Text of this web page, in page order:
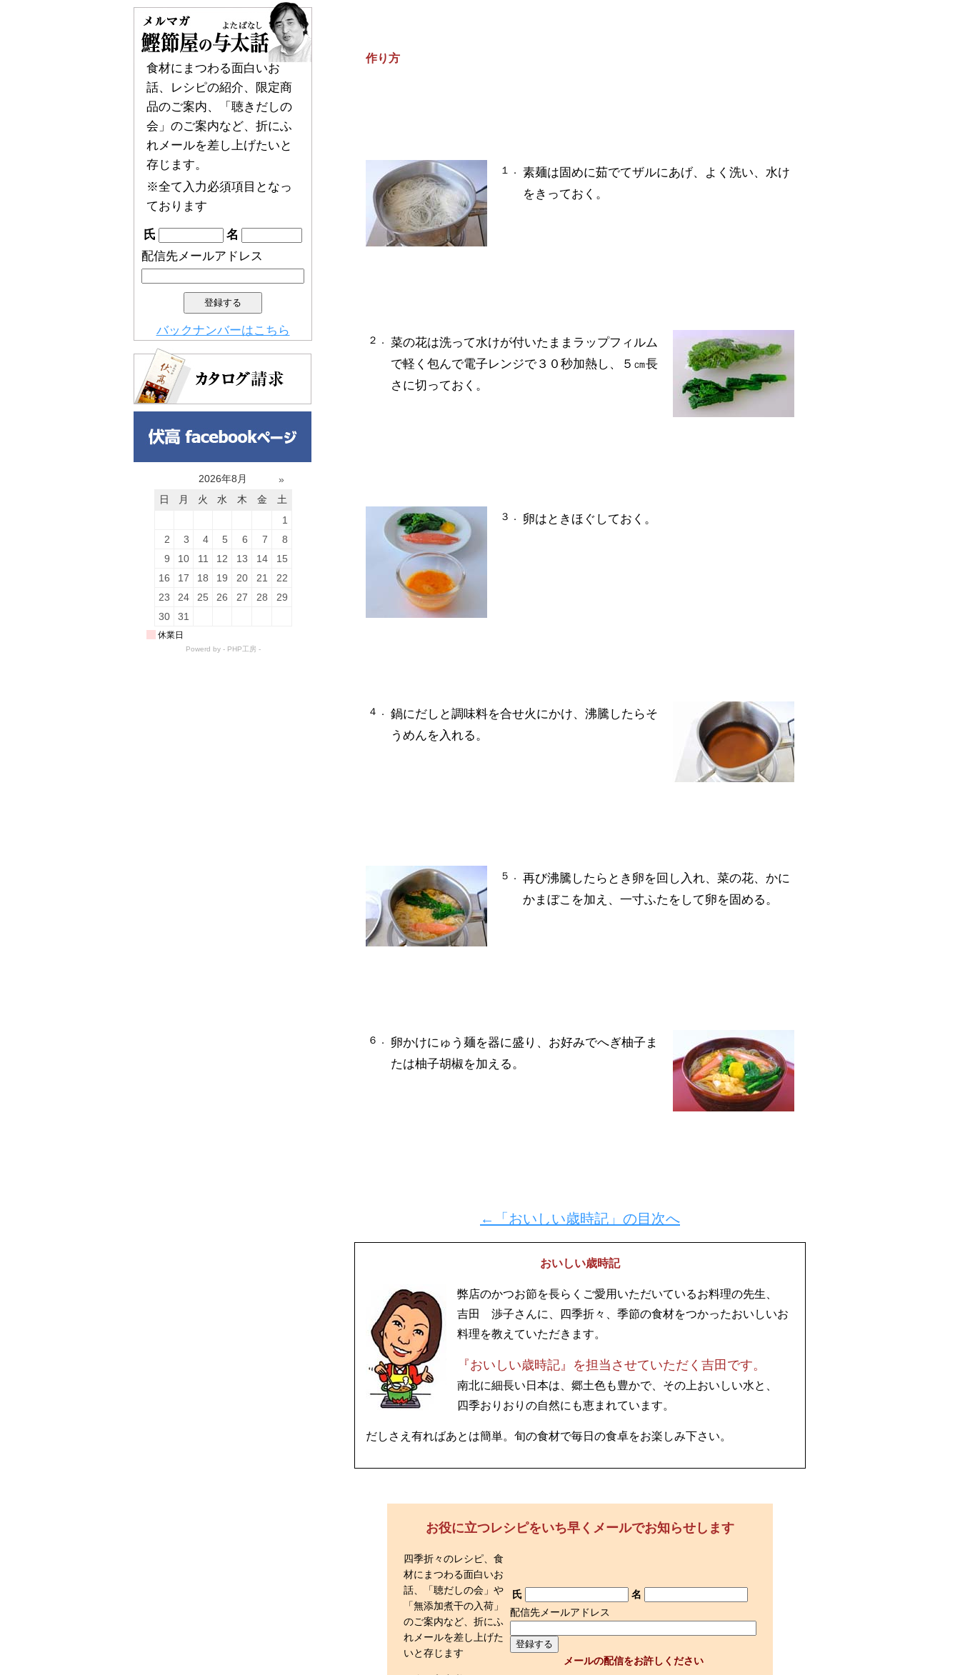
作り方
１．
素麺は固めに茹でてザルにあげ、よく洗い、水け
をきっておく。
２．
菜の花は洗って水けが付いたままラップフィルム
で軽く包んで電子レンジで３０秒加熱し、５㎝長
さに切っておく。
３． 卵はときほぐしておく。
４．
鍋にだしと調味料を合せ火にかけ、沸騰したらそ
うめんを入れる。
５．
再び沸騰したらとき卵を回し入れ、菜の花、かに
かまぼこを加え、一寸ふたをして卵を固める。
６．
卵かけにゅう麺を器に盛り、お好みでへぎ柚子ま
たは柚子胡椒を加える。
←「おいしい歳時記」の目次へ
おいしい歳時記
弊店のかつお節を長らくご愛用いただいているお料理の先生、
吉田 渉子さんに、四季折々、季節の食材をつかったおいしいお
料理を教えていただきます。
『おいしい歳時記』を担当させていただく吉田です。
南北に細長い日本は、郷土色も豊かで、その上おいしい水と、
四季おりおりの自然にも恵まれています。
だしさえ有ればあとは簡単。旬の食材で毎日の食卓をお楽しみ下さい。
お役に立つレシピをいち早くメールでお知らせします
四季折々のレシピ、食
材にまつわる面白いお
話、「聴だしの会」や
「無添加煮干の入荷」
のご案内など、折にふ
れメールを差し上げた
いと存じます
氏
名
配信先メールアドレス
メールの配信をお許しください
食材にまつわる面白いお
話、レシピの紹介、限定商
品のご案内、「聴きだしの
会」のご案内など、折にふ
れメールを差し上げたいと
存じます。
※全て入力必須項目となっ
ております
氏
名
配信先メールアドレス
バックナンバーはこちら